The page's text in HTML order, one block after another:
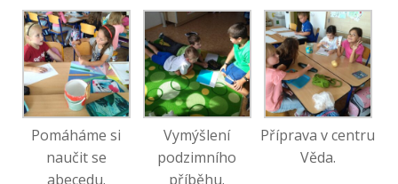
Pomáháme si
naučit se
abecedu.
Vymýšlení
podzimního
příběhu.
Příprava v centru
Věda.